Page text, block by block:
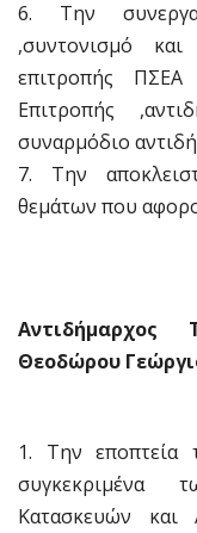
6. Την
,συντονισμό και
επιτροπής
Επιτροπής
συναρμόδιο
7. Την
θεμάτων που
Θεοδώρου
1. Την εποπτεία
συγκεκριμένα
Κατασκευών και